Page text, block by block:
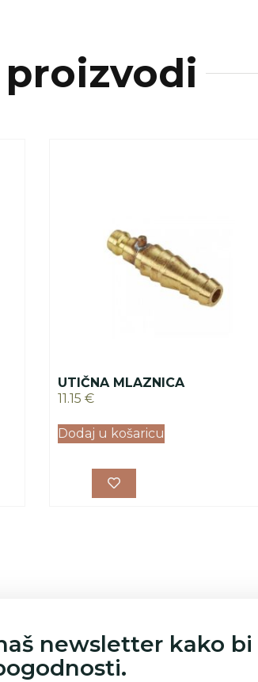
UTIČNA MLAZNICA
11.15 €
Dodaj u košaricu
newsletter kako bi